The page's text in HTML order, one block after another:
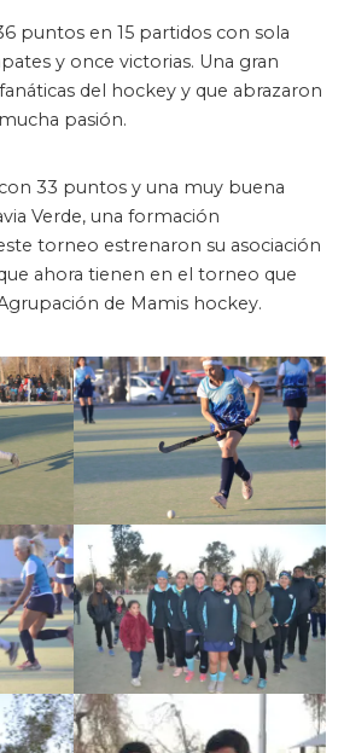
puntos en 15 partidos con sola
y once victorias. Una gran
del hockey y que abrazaron
pasión.
33 puntos y una muy buena
Verde, una formación
torneo estrenaron su asociación
ahora tienen en el torneo que
de Mamis hockey.